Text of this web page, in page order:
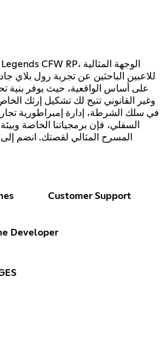
للاعبين الباحثين عن تجربة رول بلاي
على أساس الواقعية، حيث يوفر بنية
وغير القانوني تتيح لك تشكيل إرثك
في سلك الشرطة، إدارة إمبراطورية
السفلي، فإن برمجياتنا الخاصة
المسرح المثالي لقصتك. انضم إلى
Customer Support
Developer